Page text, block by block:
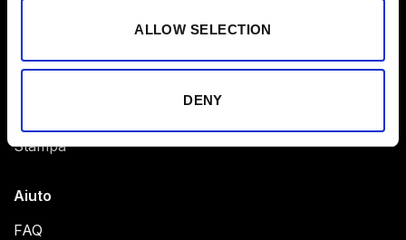
ALLOW SELECTION
DENY
Studi
Stampa
Aiuto
FAQ